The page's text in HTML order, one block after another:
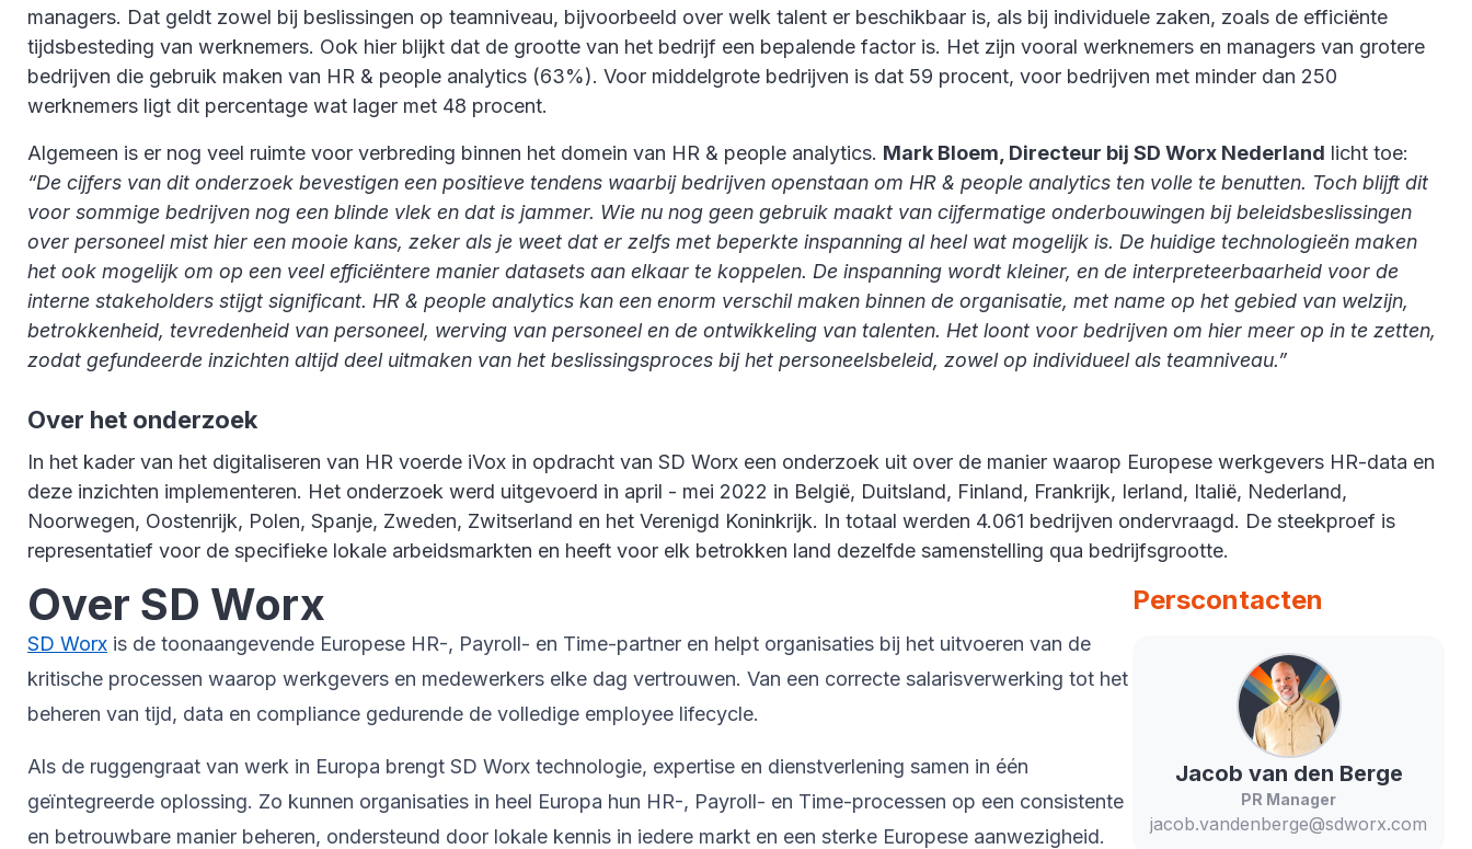
managers. Dat geldt zowel bij beslissingen op teamniveau, bijvoorbeeld over welk talent er beschikbaar is, als bij individuele zaken, zoals de efficiënte
tijdsbesteding van werknemers. Ook hier blijkt dat de grootte van het bedrijf een bepalende factor is. Het zijn vooral werknemers en managers van grotere
bedrijven die gebruik maken van HR & people analytics (63%). Voor middelgrote bedrijven is dat 59 procent, voor bedrijven met minder dan 250
werknemers ligt dit percentage wat lager met 48 procent.
Algemeen is er nog veel ruimte voor verbreding binnen het domein van HR & people analytics. Mark Bloem, Directeur bij SD Worx Nederland licht toe:
“De cijfers van dit onderzoek bevestigen een positieve tendens waarbij bedrijven openstaan om HR & people analytics ten volle te benutten. Toch blijft dit
voor sommige bedrijven nog een blinde vlek en dat is jammer. Wie nu nog geen gebruik maakt van cijfermatige onderbouwingen bij beleidsbeslissingen
over personeel mist hier een mooie kans, zeker als je weet dat er zelfs met beperkte inspanning al heel wat mogelijk is. De huidige technologieën maken
het ook mogelijk om op een veel efficiëntere manier datasets aan elkaar te koppelen. De inspanning wordt kleiner, en de interpreteerbaarheid voor de
interne stakeholders stijgt significant. HR & people analytics kan een enorm verschil maken binnen de organisatie, met name op het gebied van welzijn,
betrokkenheid, tevredenheid van personeel, werving van personeel en de ontwikkeling van talenten. Het loont voor bedrijven om hier meer op in te zetten,
zodat gefundeerde inzichten altijd deel uitmaken van het beslissingsproces bij het personeelsbeleid, zowel op individueel als teamniveau.”
Over het onderzoek
In het kader van het digitaliseren van HR voerde iVox in opdracht van SD Worx een onderzoek uit over de manier waarop Europese werkgevers HR-data en
deze inzichten implementeren. Het onderzoek werd uitgevoerd in april - mei 2022 in België, Duitsland, Finland, Frankrijk, Ierland, Italië, Nederland,
Noorwegen, Oostenrijk, Polen, Spanje, Zweden, Zwitserland en het Verenigd Koninkrijk. In totaal werden 4.061 bedrijven ondervraagd. De steekproef is
representatief voor de specifieke lokale arbeidsmarkten en heeft voor elk betrokken land dezelfde samenstelling qua bedrijfsgrootte.
Over SD Worx
SD Worx is de toonaangevende Europese HR-, Payroll- en Time-partner en helpt organisaties bij het uitvoeren van de
kritische processen waarop werkgevers en medewerkers elke dag vertrouwen. Van een correcte salarisverwerking tot het
beheren van tijd, data en compliance gedurende de volledige employee lifecycle.
Als de ruggengraat van werk in Europa brengt SD Worx technologie, expertise en dienstverlening samen in één
geïntegreerde oplossing. Zo kunnen organisaties in heel Europa hun HR-, Payroll- en Time-processen op een consistente
en betrouwbare manier beheren, ondersteund door lokale kennis in iedere markt en een sterke Europese aanwezigheid.
Perscontacten
Jacob van den Berge
PR Manager
jacob.vandenberge@sdworx.com